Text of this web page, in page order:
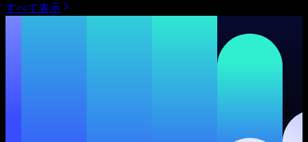
すべて表示